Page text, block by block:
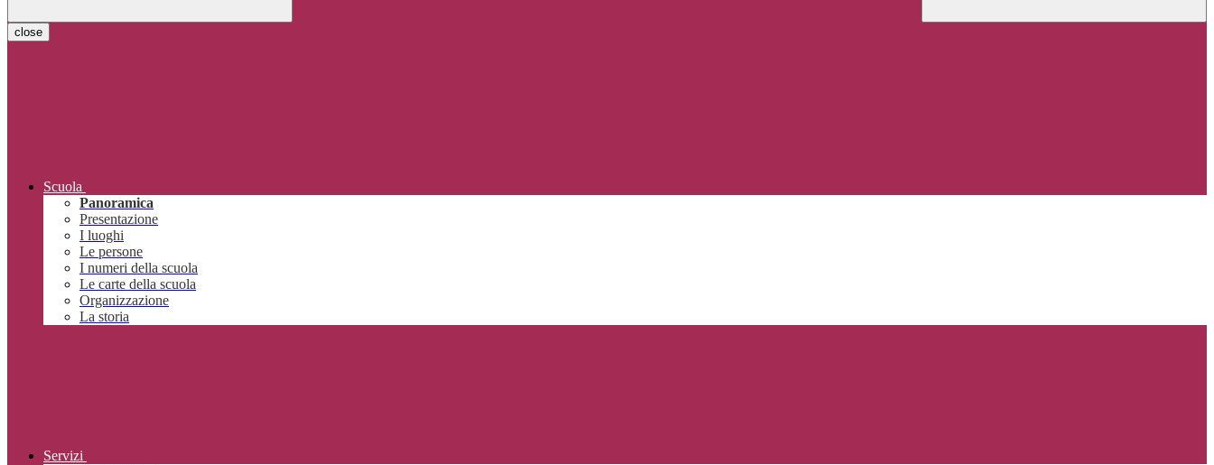
close
Scuola
Panoramica
Presentazione
I luoghi
Le persone
I numeri della scuola
Le carte della scuola
Organizzazione
La storia
Servizi